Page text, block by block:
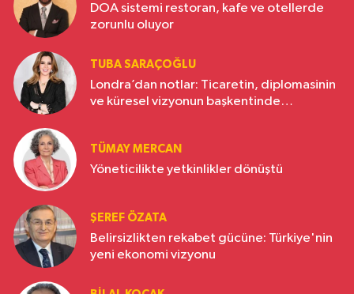
DOA sistemi restoran, kafe ve otellerde
zorunlu oluyor
TUBA SARAÇOĞLU
Londra’dan notlar: Ticaretin, diplomasinin
ve küresel vizyonun başkentinde
TÜMAY MERCAN
Yöneticilikte yetkinlikler dönüştü
ŞEREF ÖZATA
Belirsizlikten rekabet gücüne: Türkiye'nin
yeni ekonomi vizyonu